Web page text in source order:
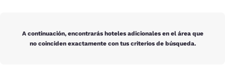
A continuación, encontrarás hoteles adicionales en el área que
no coinciden exactamente con tus criterios de búsqueda.